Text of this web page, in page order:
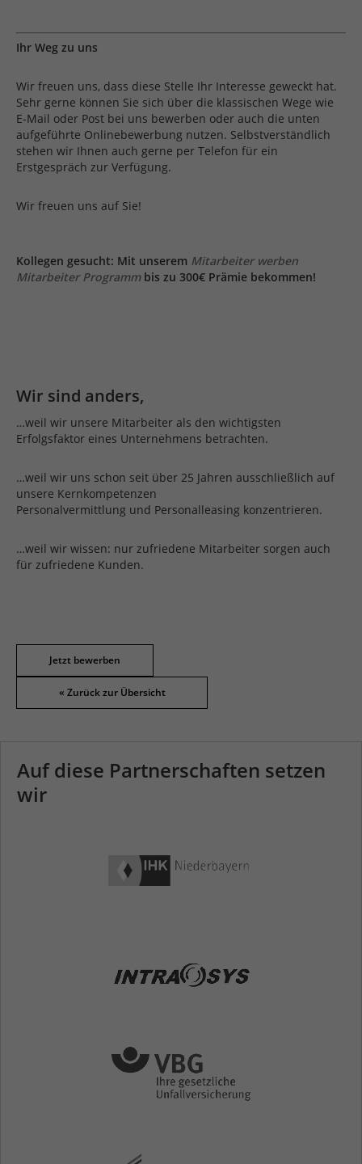
Ihr Weg zu uns
Wir freuen uns, dass diese Stelle Ihr Interesse geweckt hat.
Sehr gerne können Sie sich über die klassischen Wege wie
E-Mail oder Post bei uns bewerben oder auch die unten
aufgeführte Onlinebewerbung nutzen. Selbstverständlich
stehen wir Ihnen auch gerne per Telefon für ein
Erstgespräch zur Verfügung.
Wir freuen uns auf Sie!
Kollegen gesucht: Mit unserem Mitarbeiter werben
Mitarbeiter Programm bis zu 300€ Prämie bekommen!
Wir sind anders,
…weil wir unsere Mitarbeiter als den wichtigsten
Erfolgsfaktor eines Unternehmens betrachten.
…weil wir uns schon seit über 25 Jahren ausschließlich auf
unsere Kernkompetenzen
Personalvermittlung und Personalleasing konzentrieren.
…weil wir wissen: nur zufriedene Mitarbeiter sorgen auch
für zufriedene Kunden.
Jetzt bewerben
Auf diese Partnerschaften setzen
wir